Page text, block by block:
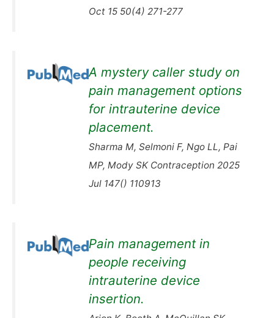
Oct 15 50(4) 271-277
A mystery caller study on
pain management options
for intrauterine device
placement.
Sharma M, Selmoni F, Ngo LL, Pai
MP, Mody SK Contraception 2025
Jul 147() 110913
Pain management in
people receiving
intrauterine device
insertion.